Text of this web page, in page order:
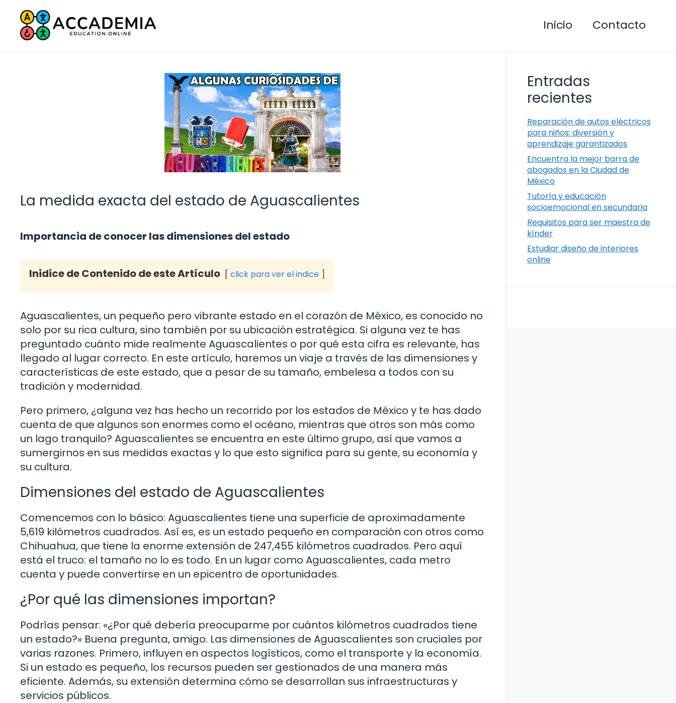
Saltar
contenido
Inicio Contacto
La medida exacta del estado de Aguascalientes
Importancia de conocer las dimensiones del estado
Inidice de Contenido de este Artículo click para ver el indice
Aguascalientes, un pequeño pero vibrante estado en el corazón de México, es conocido no
solo por su rica cultura, sino también por su ubicación estratégica. Si alguna vez te has
preguntado cuánto mide realmente Aguascalientes o por qué esta cifra es relevante, has
llegado al lugar correcto. En este artículo, haremos un viaje a través de las dimensiones y
características de este estado, que a pesar de su tamaño, embelesa a todos con su
tradición y modernidad.
Pero primero, ¿alguna vez has hecho un recorrido por los estados de México y te has dado
cuenta de que algunos son enormes como el océano, mientras que otros son más como
un lago tranquilo? Aguascalientes se encuentra en este último grupo, así que vamos a
sumergirnos en sus medidas exactas y lo que esto significa para su gente, su economía y
su cultura.
Dimensiones del estado de Aguascalientes
Comencemos con lo básico: Aguascalientes tiene una superficie de aproximadamente
5,619 kilómetros cuadrados. Así es, es un estado pequeño en comparación con otros como
Chihuahua, que tiene la enorme extensión de 247,455 kilómetros cuadrados. Pero aquí
está el truco: el tamaño no lo es todo. En un lugar como Aguascalientes, cada metro
cuenta y puede convertirse en un epicentro de oportunidades.
¿Por qué las dimensiones importan?
Podrías pensar: «¿Por qué debería preocuparme por cuántos kilómetros cuadrados tiene
un estado?» Buena pregunta, amigo. Las dimensiones de Aguascalientes son cruciales por
varias razones. Primero, influyen en aspectos logísticos, como el transporte y la economía.
Si un estado es pequeño, los recursos pueden ser gestionados de una manera más
eficiente. Además, su extensión determina cómo se desarrollan sus infraestructuras y
servicios públicos.
Entradas
recientes
Reparación de autos eléctricos
para niños: diversión y
aprendizaje garantizados
Encuentra la mejor barra de
abogados en la Ciudad de
México
Tutoría y educación
socioemocional en secundaria
Requisitos para ser maestra de
kínder
Estudiar diseño de interiores
online